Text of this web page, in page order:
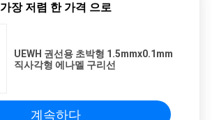
가장 저렴 한 가격 으로
UEWH 권선용 초박형 1.5mmx0.1mm
직사각형 에나멜 구리선
계속하다